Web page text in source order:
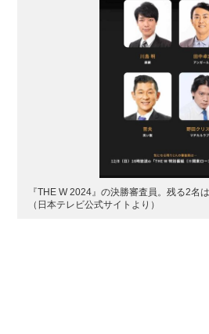
『THE W 2024』の決勝審査員。残る2名
（日本テレビ公式サイトより）